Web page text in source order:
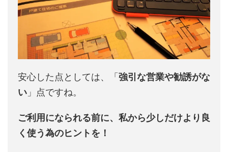
安心した点としては、「 強引な営業や勧誘がな
い 」点ですね。
ご利用になられる前に、私から少しだけより良
く使う為のヒントを！